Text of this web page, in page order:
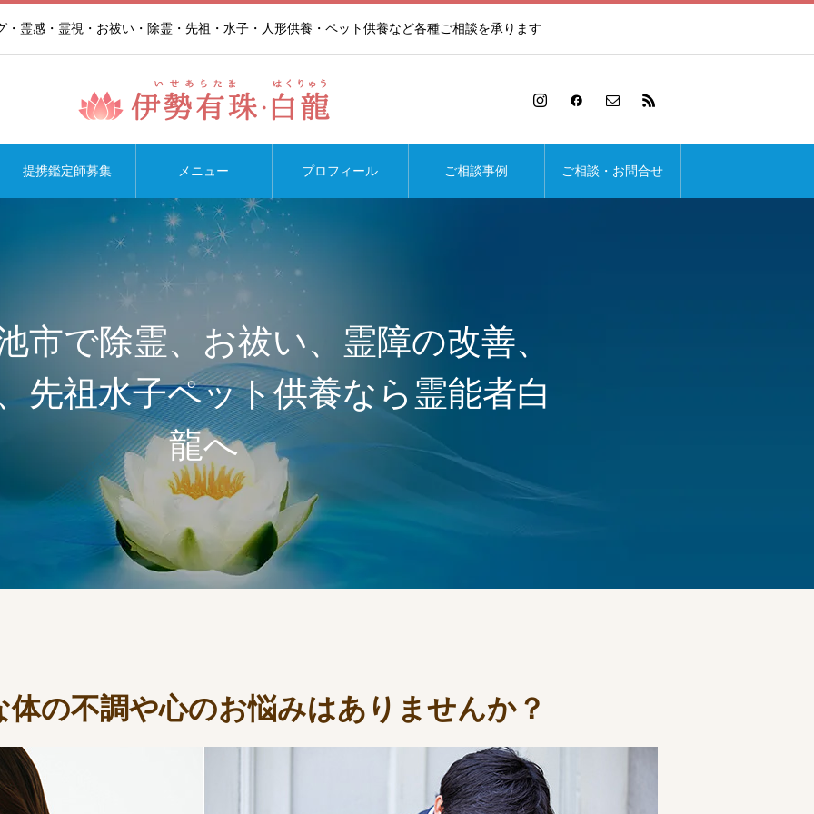
霊感・霊視・お祓い・除霊・先祖・水子・人形供養・ペット供養など各種ご相談を承ります
提携鑑定師募集 メニュー プロフィール ご相談事例 ご相談・お問合せ
市で除霊、お祓い、霊障の改善、
先祖水子ペット供養なら霊能者白
龍へ
の不調や心のお悩みはありませんか？